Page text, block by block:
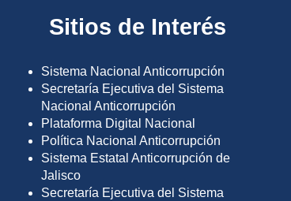
Sitios de Interés
Sistema Nacional Anticorrupción
Secretaría Ejecutiva del Sistema
Nacional Anticorrupción
Plataforma Digital Nacional
Política Nacional Anticorrupción
Sistema Estatal Anticorrupción de
Jalisco
Secretaría Ejecutiva del Sistema